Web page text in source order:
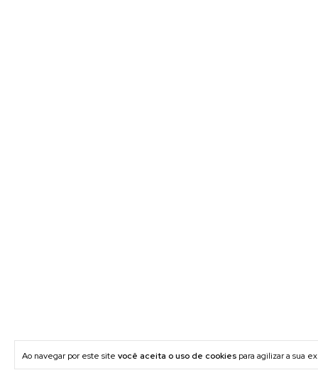
Ao navegar por este site você aceita o uso de cookies para agilizar a sua